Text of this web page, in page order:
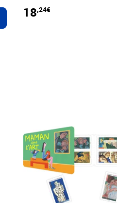
au panier
18,24€